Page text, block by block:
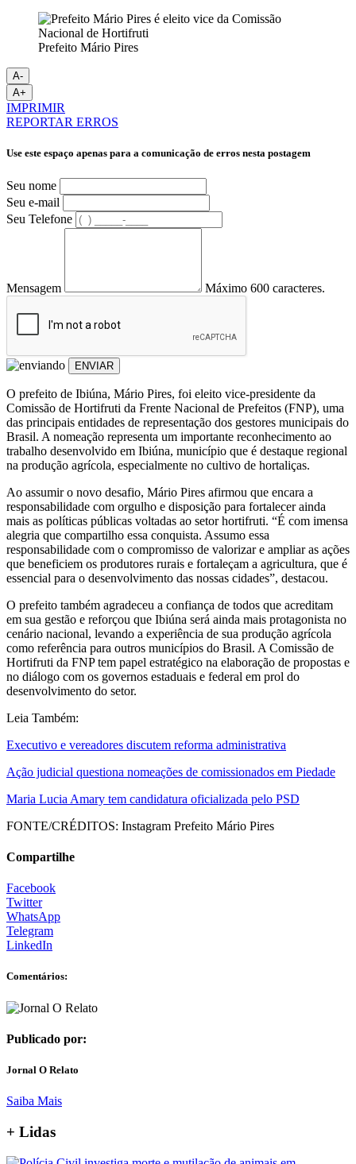
Prefeito Mário Pires
A-
A+
IMPRIMIR
REPORTAR ERROS
Use este espaço apenas para a comunicação de erros nesta postagem
Seu nome
Seu e-mail
Seu Telefone
Mensagem Máximo 600 caracteres.
ENVIAR
O prefeito de Ibiúna, Mário Pires, foi eleito vice-presidente da
Comissão de Hortifruti da Frente Nacional de Prefeitos (FNP), uma
das principais entidades de representação dos gestores municipais do
Brasil. A nomeação representa um importante reconhecimento ao
trabalho desenvolvido em Ibiúna, município que é destaque regional
na produção agrícola, especialmente no cultivo de hortaliças.
Ao assumir o novo desafio, Mário Pires afirmou que encara a
responsabilidade com orgulho e disposição para fortalecer ainda
mais as políticas públicas voltadas ao setor hortifruti. “É com imensa
alegria que compartilho essa conquista. Assumo essa
responsabilidade com o compromisso de valorizar e ampliar as ações
que beneficiem os produtores rurais e fortaleçam a agricultura, que é
essencial para o desenvolvimento das nossas cidades”, destacou.
O prefeito também agradeceu a confiança de todos que acreditam
em sua gestão e reforçou que Ibiúna será ainda mais protagonista no
cenário nacional, levando a experiência de sua produção agrícola
como referência para outros municípios do Brasil. A Comissão de
Hortifruti da FNP tem papel estratégico na elaboração de propostas e
no diálogo com os governos estaduais e federal em prol do
desenvolvimento do setor.
Leia Também:
Executivo e vereadores discutem reforma administrativa
Ação judicial questiona nomeações de comissionados em Piedade
Maria Lucia Amary tem candidatura oficializada pelo PSD
FONTE/CRÉDITOS: Instagram Prefeito Mário Pires
Compartilhe
Facebook
Twitter
WhatsApp
Telegram
LinkedIn
Comentários:
Publicado por:
Jornal O Relato
Saiba Mais
+ Lidas